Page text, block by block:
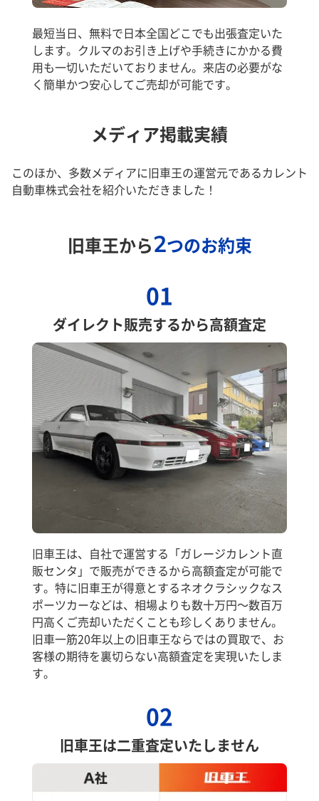
最短当日、無料で日本全国どこでも出張査定いた
します。クルマのお引き上げや手続きにかかる費
用も一切いただいておりません。来店の必要がな
く簡単かつ安心してご売却が可能です。
メディア掲載実績
このほか、多数メディアに旧車王の運営元であるカレント
自動車株式会社を紹介いただきました！
旧車王から2つのお約束
01
ダイレクト販売するから高額査定
旧車王は、自社で運営する「ガレージカレント直
販センタ」で販売ができるから高額査定が可能で
す。特に旧車王が得意とするネオクラシックなス
ポーツカーなどは、相場よりも数十万円～数百万
円高くご売却いただくことも珍しくありません。
旧車一筋20年以上の旧車王ならではの買取で、お
客様の期待を裏切らない高額査定を実現いたしま
す。
02
旧車王は二重査定いたしません